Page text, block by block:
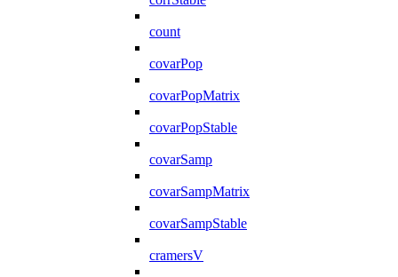
count
covarPop
covarPopMatrix
covarPopStable
covarSamp
covarSampMatrix
covarSampStable
cramersV